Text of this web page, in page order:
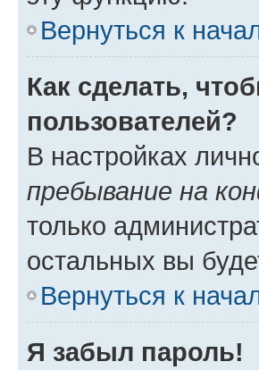
Вернуться к
Как сделать,
пользователей?
В настройках
пребывание на
только
остальных вы
Вернуться к
Я забыл пароль!